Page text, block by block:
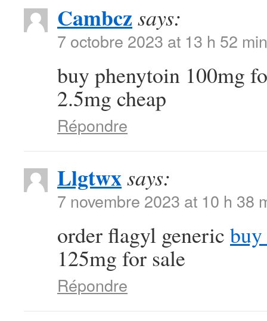
Cambcz says:
7 octobre 2023 at 13 h 52 min
buy phenytoin 100mg
2.5mg cheap
Répondre
Llgtwxsays:
7 novembre 2023 at 10 h 38
order flagyl generic
125mg for sale
Répondre